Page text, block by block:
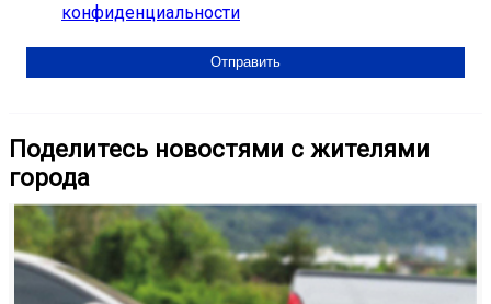
конфиденциальности
Поделитесь новостями с жителями
города